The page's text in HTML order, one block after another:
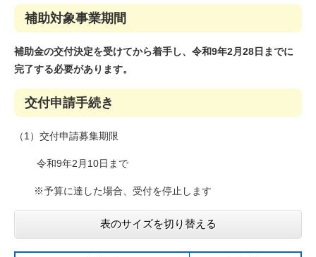
補助対象事業期間
補助金の交付決定を受けてから着手し、令和9年2月28日までに
完了する必要があります。
交付申請手続き
（1）交付申請募集期限
令和9年2月10日まで
※予算に達した場合、受付を停止します
表のサイズを切り替える